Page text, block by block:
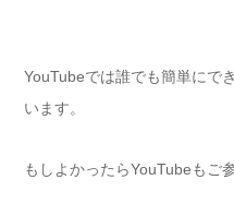
YouTubeでは誰でも簡単にで
います。
もしよかったらYouTubeもご